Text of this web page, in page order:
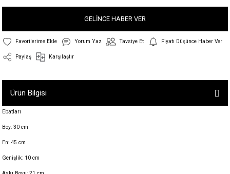
GELİNCE HABER VER
Yorum Yaz Tavsiye Et Fiyatı Düşünce Haber Ver
Paylaş Karşılaştır
Ürün Bilgisi
Ebatları
Boy: 30 cm
En: 45 cm
Genişlik: 10 cm